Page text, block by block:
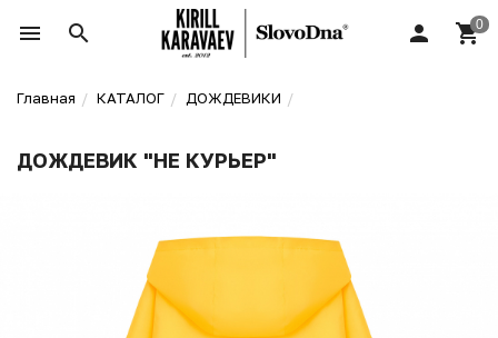
Главная КАТАЛОГ ДОЖДЕВИКИ
ДОЖДЕВИК "НЕ КУРЬЕР"